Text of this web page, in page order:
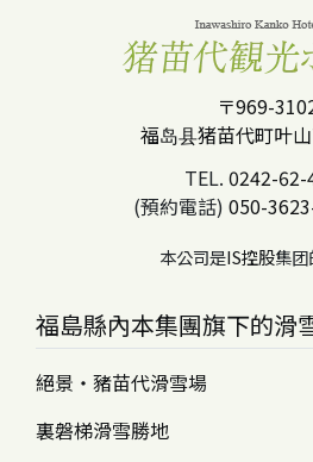
〒969-
福岛县猪苗代町叶
TEL. 0242-62-
(預約電話) 050-
本公司是IS控股集团
福島縣內本集團旗下的滑
絕景・豬苗代滑雪場
裏磐梯滑雪勝地